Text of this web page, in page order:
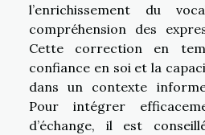
l’enrichissement du
compréhension des
Cette correction en
confiance en soi et la
dans un contexte
Pour intégrer
d’échange, il est